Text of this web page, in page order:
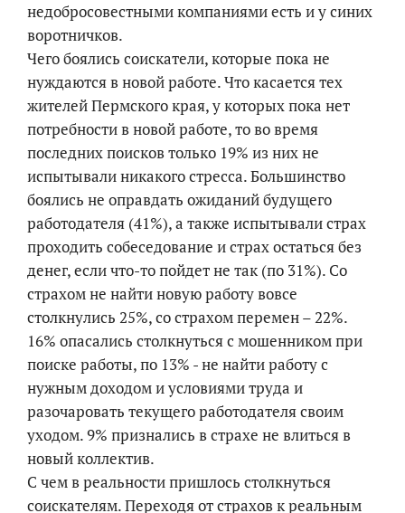
недобросовестными компаниями есть и у синих
воротничков.
Чего боялись соискатели, которые пока не
нуждаются в новой работе. Что касается тех
жителей Пермского края, у которых пока нет
потребности в новой работе, то во время
последних поисков только 19% из них не
испытывали никакого стресса. Большинство
боялись не оправдать ожиданий будущего
работодателя (41%), а также испытывали страх
проходить собеседование и страх остаться без
денег, если что-то пойдет не так (по 31%). Со
страхом не найти новую работу вовсе
столкнулись 25%, со страхом перемен – 22%.
16% опасались столкнуться с мошенником при
поиске работы, по 13% - не найти работу с
нужным доходом и условиями труда и
разочаровать текущего работодателя своим
уходом. 9% признались в страхе не влиться в
новый коллектив.
С чем в реальности пришлось столкнуться
соискателям. Переходя от страхов к реальным